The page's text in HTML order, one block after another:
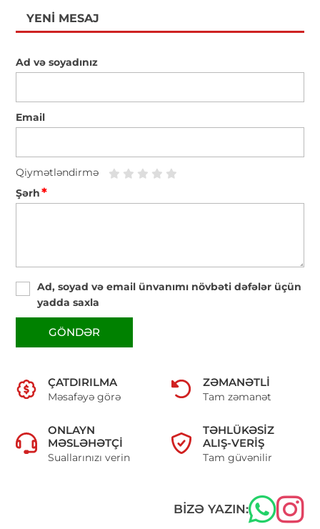
YENI MESAJ
Ad və soyadınız
Email
Qiymətləndirmə
Şərh*
Ad, soyad və email ünvanımı növbəti dəfələr üçün
yadda saxla
GÖNDƏR
ÇATDIRILMA
Məsafəyə görə
ZƏMANƏTLI
Tam zəmanət
ONLAYN
MƏSLƏHƏTÇI
Suallarınızı verin
TƏHLÜKƏSIZ
ALIŞ-VERIŞ
Tam güvənilir
BIZƏ YAZIN: